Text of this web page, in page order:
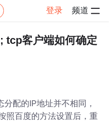
登录 频道
帖子详情
tcp客户端如何确定
配的IP地址并不相同，
照百度的方法设置后，重